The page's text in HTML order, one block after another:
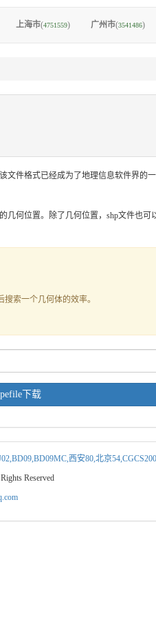
上海市(4751559) 广州市(3541486)
文件格式已经成为了地理信息软件界
几何位置。除了几何位置，shp文件也
索一个几何体的效率。
下载
西安80,北京
Reserved